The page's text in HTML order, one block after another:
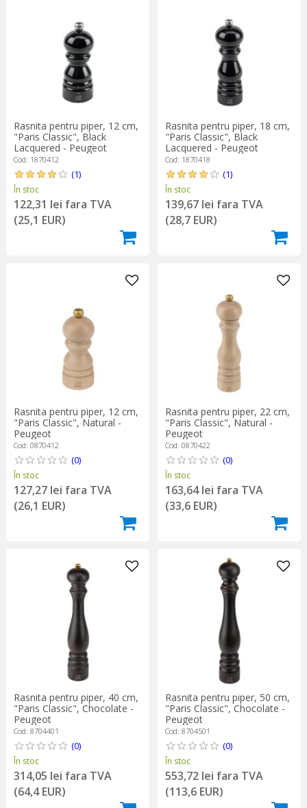
Rasnita pentru piper, 12 cm,
"Paris Classic", Black
Lacquered - Peugeot
Cod: 1870412
(1)
În stoc
122,31 lei fara TVA
(25,1 EUR)
Rasnita pentru piper, 18 cm,
"Paris Classic", Black
Lacquered - Peugeot
Cod: 1870418
(1)
În stoc
139,67 lei fara TVA
(28,7 EUR)
Rasnita pentru piper, 12 cm,
"Paris Classic", Natural -
Peugeot
Cod: 0870412
(0)
În stoc
127,27 lei fara TVA
(26,1 EUR)
Rasnita pentru piper, 22 cm,
"Paris Classic", Natural -
Peugeot
Cod: 0870422
(0)
În stoc
163,64 lei fara TVA
(33,6 EUR)
Rasnita pentru piper, 40 cm,
"Paris Classic", Chocolate -
Peugeot
Cod: 8704401
(0)
În stoc
314,05 lei fara TVA
(64,4 EUR)
Rasnita pentru piper, 50 cm,
"Paris Classic", Chocolate -
Peugeot
Cod: 8704501
(0)
În stoc
553,72 lei fara TVA
(113,6 EUR)